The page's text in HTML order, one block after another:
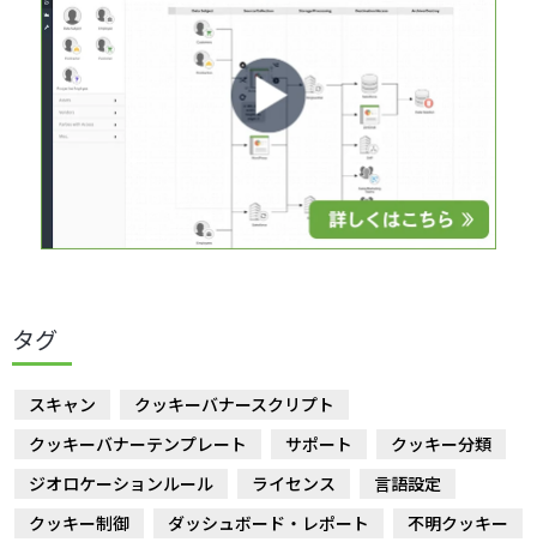
タグ
スキャン
クッキーバナースクリプト
クッキーバナーテンプレート
サポート
クッキー分類
ジオロケーションルール
ライセンス
言語設定
クッキー制御
ダッシュボード・レポート 不明クッキー